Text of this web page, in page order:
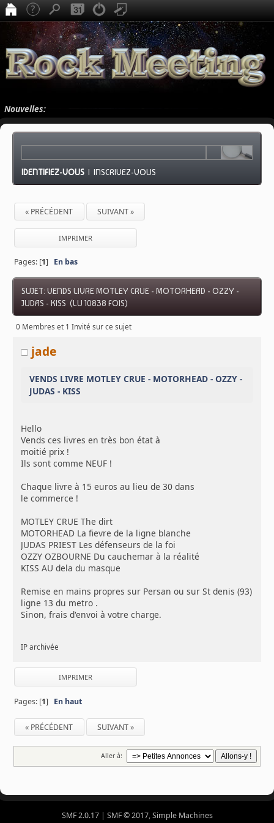
Nouvelles:
IDENTIFIEZ-VOUS |INSCRIVEZ-VOUS
« PRÉCÉDENT SUIVANT »
IMPRIMER
Pages: [1] En bas
SUJET: VENDS LIVRE MOTLEY CRUE - MOTORHEAD - OZZY -
JUDAS - KISS (LU 10838 FOIS)
0 Membres et 1 Invité sur ce sujet
jade
VENDS LIVRE MOTLEY CRUE - MOTORHEAD - OZZY -
JUDAS - KISS
Hello
Vends ces livres en très bon état à
moitié prix !
Ils sont comme NEUF !
Chaque livre à 15 euros au lieu de 30 dans
le commerce !
MOTLEY CRUE The dirt
MOTORHEAD La fievre de la ligne blanche
JUDAS PRIEST Les défenseurs de la foi
OZZY OZBOURNE Du cauchemar à la réalité
KISS AU dela du masque
Remise en mains propres sur Persan ou sur St denis (93)
ligne 13 du metro .
Sinon, frais d'envoi à votre charge.
IP archivée
IMPRIMER
Pages: [1] En haut
« PRÉCÉDENT SUIVANT »
Aller à:
SMF 2.0.17| SMF © 2017,Simple Machines